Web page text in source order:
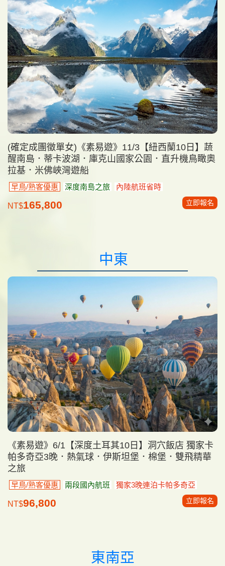
(確定成團徵單女)《素易遊》11/3【紐西蘭10日】蔬
醒南島．蒂卡波湖．庫克山國家公園．直升機鳥瞰奧
拉基．米佛峽灣遊船
早鳥/熟客優惠 深度南島之旅 內陸航班省時
NT$165,800 立即報名
中東
《素易遊》6/1【深度土耳其10日】洞穴飯店 獨家卡
帕多奇亞3晚．熱氣球．伊斯坦堡．棉堡．雙飛精華
之旅
早鳥/熟客優惠 兩段國內航班 獨家3晚連泊卡帕多奇亞
NT$96,800 立即報名
東南亞